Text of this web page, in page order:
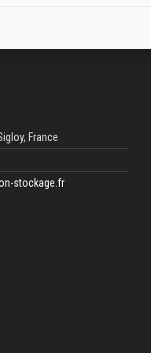
France
stockage.fr